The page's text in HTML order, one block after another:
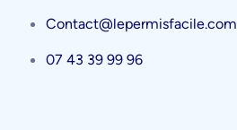
Contact@lepermisfacile.com
07 43 39 99 96